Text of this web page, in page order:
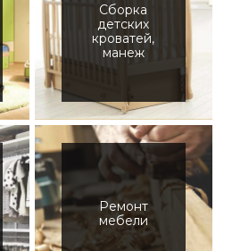
Сборка
детских
кроватей,
манеж
Ремонт
мебели